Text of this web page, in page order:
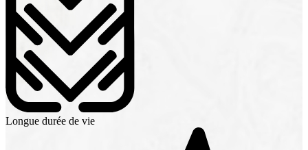
Longue durée de vie